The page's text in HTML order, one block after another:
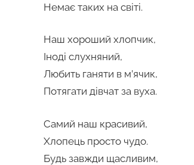
Немає таких на світі.
Наш хороший хлопчик,
Іноді слухняний,
Любить ганяти в м’ячик,
Потягати дівчат за вуха.
Самий наш красивий,
Хлопець просто чудо.
Будь завжди щасливим,